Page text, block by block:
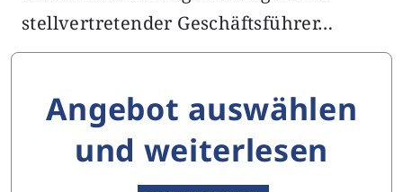
stellvertretender Geschäftsführer…
Angebot auswählen
und weiterlesen